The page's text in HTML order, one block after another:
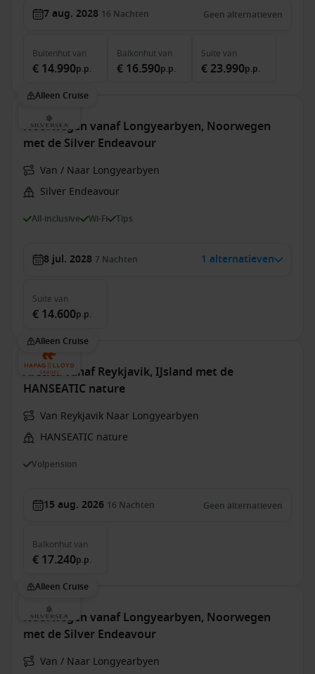
7 aug. 2028 16 Nachten Geen alternatieven
Buitenhutvan
€ 14.990p.p.
Balkonhutvan
€ 16.590p.p.
Suite van
€ 23.990p.p.
Alleen Cruise
Noorwegen vanaf Longyearbyen, Noorwegen
met de Silver Endeavour
Van / Naar Longyearbyen
Silver Endeavour
All-inclusive Wi-Fi Tips
8 jul. 2028 7 Nachten 1 alternatieven
Suite van
€ 14.600p.p.
Alleen Cruise
Arctica vanaf Reykjavik, IJsland met de
HANSEATIC nature
Van Reykjavik Naar Longyearbyen
HANSEATIC nature
Volpension
15 aug. 2026 16 Nachten Geen alternatieven
Balkonhutvan
€ 17.240p.p.
Alleen Cruise
Noorwegen vanaf Longyearbyen, Noorwegen
met de Silver Endeavour
Van / Naar Longyearbyen